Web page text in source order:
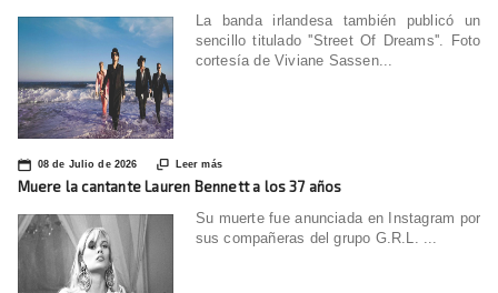
La banda irlandesa también publicó un
sencillo titulado ''Street Of Dreams''. Foto
cortesía de Viviane Sassen...
📅 08 de Julio de 2026  Leer más
Muere la cantante Lauren Bennett a los 37 años
Su muerte fue anunciada en Instagram por
sus compañeras del grupo G.R.L. ...